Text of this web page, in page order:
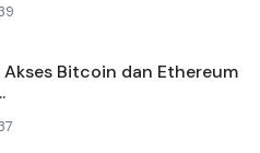
Akses Bitcoin dan Ethereum